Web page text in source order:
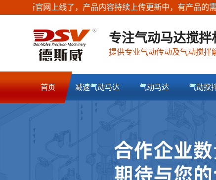
线了，产品内容持续上传更新中，有产品的需求随时联系销
专注气动马达搅拌
提供专业气动传动及气动搅拌
首页 减速气动马达 气动马达 气动搅